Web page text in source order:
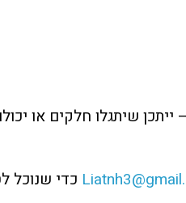
שיתגלו חלקים או
כדי שנוכל